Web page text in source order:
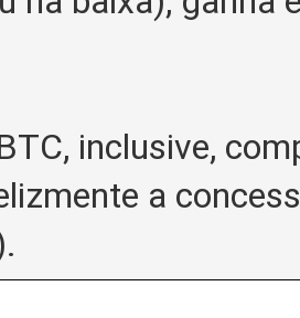
inclusive,
a